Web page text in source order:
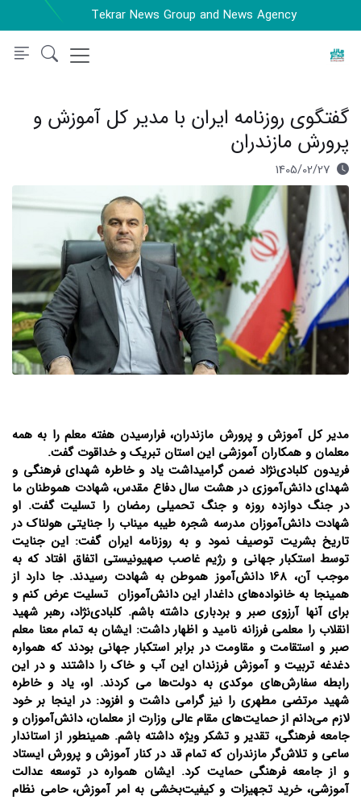
Tekrar News Group and News Agency
گفتگوی روزنامه ایران با مدیر کل آموزش و
پرورش مازندران
1405/02/27
مدیر کل آموزش و پرورش مازندران، فرارسیدن هفته معلم را به همه
معلمان و همکاران آموزشی این استان تبریک و خداقوت گفت.
فریدون کلبادی‌نژاد ضمن گرامیداشت یاد و خاطره شهدای فرهنگی و
شهدای دانش‌آموزی در هشت سال دفاع مقدس، شهادت هموطنان ما
در جنگ دوازده روزه و جنگ تحمیلی رمضان را تسلیت گفت. او
شهادت دانش‌آموزان مدرسه شجره طیبه میناب را جنایتی هولناک در
تاریخ بشریت توصیف نمود و به روزنامه ایران گفت: این جنایت
توسط استکبار جهانی و رژیم غاصب صهیونیستی اتفاق افتاد که به
موجب آن، 168 دانش‌آموز هموطن به شهادت رسیدند. جا دارد از
همینجا به خانواده‌های داغدار این دانش‌آموزان تسلیت عرض کنم و
برای آنها آرزوی صبر و بردباری داشته باشم. کلبادی‌نژاد، رهبر شهید
انقلاب را معلمی فرزانه نامید و اظهار داشت: ایشان به تمام معنا معلم
صبر و استقامت و مقاومت در برابر استکبار جهانی بودند که همواره
دغدغه تربیت و آموزش فرزندان این آب و خاک را داشتند و در این
رابطه سفارش‌های موکدی به دولت‌ها می کردند. او، یاد و خاطره
شهید مرتضی مطهری را نیز گرامی‌ داشت و افزود: در اینجا بر خود
لازم می‌دانم از حمایت‌های مقام عالی وزارت از معلمان، دانش‌آموزان و
جامعه فرهنگی، تقدیر و تشکر ویژه داشته باشم. همینطور از استاندار
ساعی و تلاش‌گر مازندران که تمام قد در کنار آموزش و پرورش ایستاد
و از جامعه فرهنگی حمایت کرد. ایشان همواره در توسعه عدالت
آموزشی، خرید تجهیزات و کیفیت‌بخشی به امر آموزش، حامی نظام